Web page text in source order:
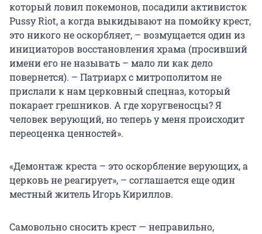
который ловил покемонов, посадили активисток
Pussy Riot, а когда выкидывают на помойку крест,
это никого не оскорбляет, – возмущается один из
инициаторов восстановления храма (просивший
имени его не называть – мало ли как дело
повернется). – Патриарх с митрополитом не
прислали к нам церковный спецназ, который
покарает грешников. А где хоругвеносцы? Я
человек верующий, но теперь у меня происходит
переоценка ценностей».
«Демонтаж креста – это оскорбление верующих, а
церковь не реагирует», – соглашается еще один
местный житель Игорь Кириллов.
Самовольно сносить крест — неправильно,